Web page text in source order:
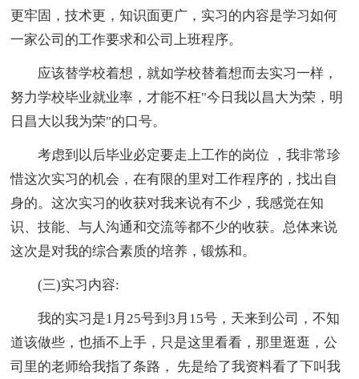
更牢固，技术更，知识面更广，实习的内容是学习如何
一家公司的工作要求和公司上班程序。
应该替学校着想，就如学校替着想而去实习一样，
努力学校毕业就业率，才能不枉"今日我以昌大为荣，明
日昌大以我为荣"的口号。
考虑到以后毕业必定要走上工作的岗位 ，我非常珍
惜这次实习的机会，在有限的里对工作程序的，找出自
身的。这次实习的收获对我来说有不少，我感觉在知
识、技能、与人沟通和交流等都不少的收获。总体来说
这次是对我的综合素质的培养，锻炼和。
(三)实习内容:
我的实习是1月25号到3月15号，天来到公司，不知
道该做些，也插不上手，只是这里看看，那里逛逛，公
司里的老师给我指了条路， 先是给了我资料看了下叫我